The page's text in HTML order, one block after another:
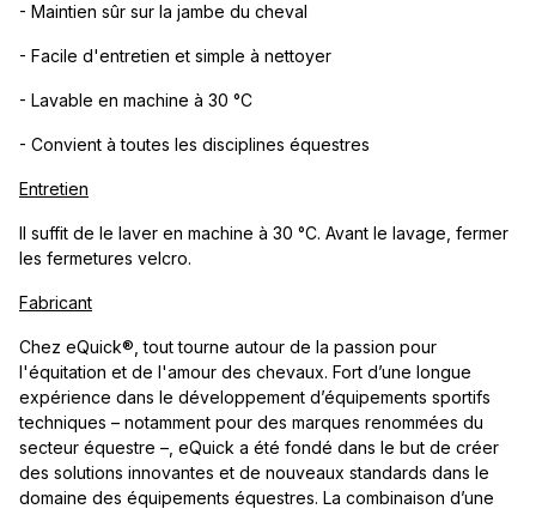
- Maintien sûr sur la jambe du cheval
- Facile d'entretien et simple à nettoyer
- Lavable en machine à 30 °C
- Convient à toutes les disciplines équestres
Entretien
Il suffit de le laver en machine à 30 °C. Avant le lavage, fermer
les fermetures velcro.
Fabricant
Chez eQuick®, tout tourne autour de la passion pour
l'équitation et de l'amour des chevaux. Fort d’une longue
expérience dans le développement d’équipements sportifs
techniques – notamment pour des marques renommées du
secteur équestre –, eQuick a été fondé dans le but de créer
des solutions innovantes et de nouveaux standards dans le
domaine des équipements équestres. La combinaison d’une